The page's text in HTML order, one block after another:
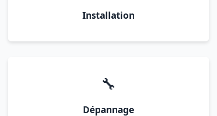
Installation
🔧
Dépannage